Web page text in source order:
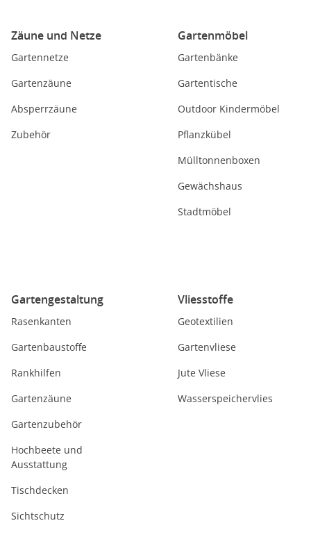
Zäune und Netze
Gartennetze
Gartenzäune
Absperrzäune
Zubehör
Gartenmöbel
Gartenbänke
Gartentische
Outdoor Kindermöbel
Pflanzkübel
Mülltonnenboxen
Gewächshaus
Stadtmöbel
Gartengestaltung
Rasenkanten
Gartenbaustoffe
Rankhilfen
Gartenzäune
Gartenzubehör
Hochbeete und
Ausstattung
Tischdecken
Sichtschutz
Vliesstoffe
Geotextilien
Gartenvliese
Jute Vliese
Wasserspeichervlies